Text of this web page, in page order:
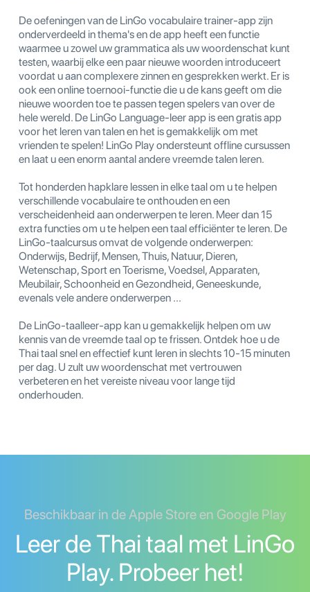
De oefeningen van de LinGo vocabulaire trainer-app zijn
onderverdeeld in thema's en de app heeft een functie
waarmee u zowel uw grammatica als uw woordenschat kunt
testen, waarbij elke een paar nieuwe woorden introduceert
voordat u aan complexere zinnen en gesprekken werkt. Er is
ook een online toernooi-functie die u de kans geeft om die
nieuwe woorden toe te passen tegen spelers van over de
hele wereld. De LinGo Language-leer app is een gratis app
voor het leren van talen en het is gemakkelijk om met
vrienden te spelen! LinGo Play ondersteunt offline cursussen
en laat u een enorm aantal andere vreemde talen leren.
Tot honderden hapklare lessen in elke taal om u te helpen
verschillende vocabulaire te onthouden en een
verscheidenheid aan onderwerpen te leren. Meer dan 15
extra functies om u te helpen een taal efficiënter te leren. De
LinGo-taalcursus omvat de volgende onderwerpen:
Onderwijs, Bedrijf, Mensen, Thuis, Natuur, Dieren,
Wetenschap, Sport en Toerisme, Voedsel, Apparaten,
Meubilair, Schoonheid en Gezondheid, Geneeskunde,
evenals vele andere onderwerpen ...
De LinGo-taalleer-app kan u gemakkelijk helpen om uw
kennis van de vreemde taal op te frissen. Ontdek hoe u de
Thai taal snel en effectief kunt leren in slechts 10-15 minuten
per dag. U zult uw woordenschat met vertrouwen
verbeteren en het vereiste niveau voor lange tijd
onderhouden.
Beschikbaar in de Apple Store en Google Play
Leer de Thai taal met LinGo
Play. Probeer het!